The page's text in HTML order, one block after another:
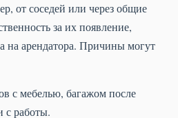
от соседей или через общие
за их появление,
на арендатора. Причины могут
с мебелью, багажом после
с работы.